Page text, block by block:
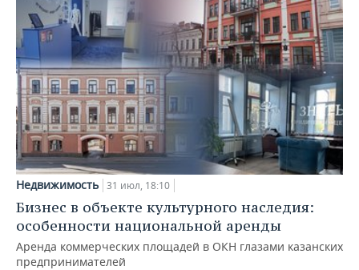
Недвижимость 31 июл, 18:10
Бизнес в объекте культурного наследия:
особенности национальной аренды
Аренда коммерческих площадей в ОКН глазами казанских
предпринимателей